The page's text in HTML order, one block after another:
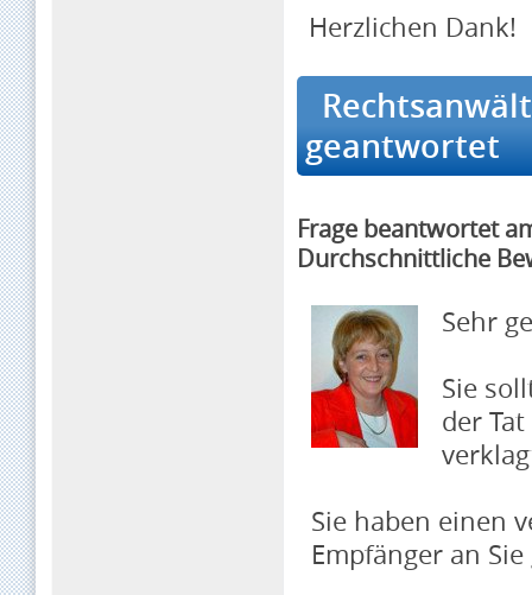
Herzlichen Dank!
geantwortet
Frage beantwortet
Durchschnittliche
Sehr
Sie
der
Sie haben einen
Empfänger an